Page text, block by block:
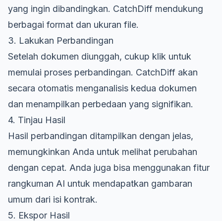
yang ingin dibandingkan. CatchDiff mendukung
berbagai format dan ukuran file.
3. Lakukan Perbandingan
Setelah dokumen diunggah, cukup klik untuk
memulai proses perbandingan. CatchDiff akan
secara otomatis menganalisis kedua dokumen
dan menampilkan perbedaan yang signifikan.
4. Tinjau Hasil
Hasil perbandingan ditampilkan dengan jelas,
memungkinkan Anda untuk melihat perubahan
dengan cepat. Anda juga bisa menggunakan fitur
rangkuman AI untuk mendapatkan gambaran
umum dari isi kontrak.
5. Ekspor Hasil